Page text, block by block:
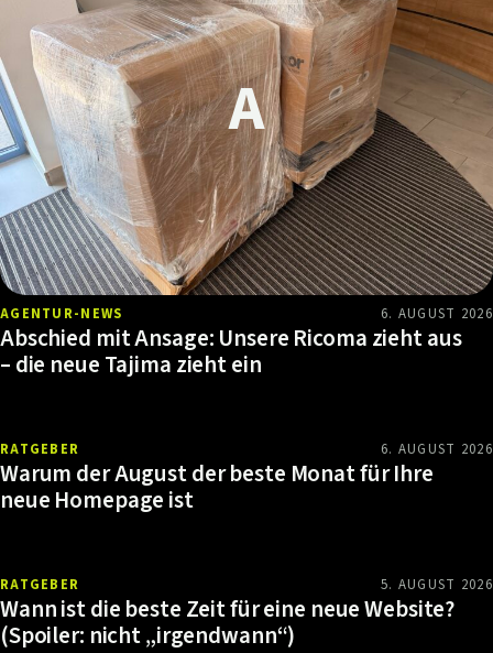
AGENTUR-NEWS 6. AUGUST 2026
Abschied mit Ansage: Unsere Ricoma zieht aus
– die neue Tajima zieht ein
RATGEBER 6. AUGUST 2026
Warum der August der beste Monat für Ihre
neue Homepage ist
RATGEBER 5. AUGUST 2026
Wann ist die beste Zeit für eine neue Website?
(Spoiler: nicht „irgendwann“)